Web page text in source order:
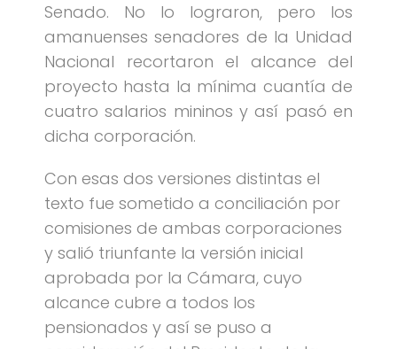
Senado. No lo lograron, pero los
amanuenses senadores de la Unidad
Nacional recortaron el alcance del
proyecto hasta la mínima cuantía de
cuatro salarios mininos y así pasó en
dicha corporación.
Con esas dos versiones distintas el
texto fue sometido a conciliación por
comisiones de ambas corporaciones
y salió triunfante la versión inicial
aprobada por la Cámara, cuyo
alcance cubre a todos los
pensionados y así se puso a